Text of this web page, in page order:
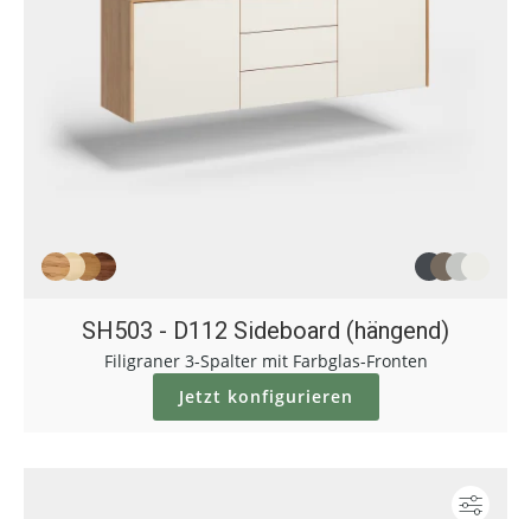
SH503 - D112 Sideboard (hängend)
Filigraner 3-Spalter mit Farbglas-Fronten
Jetzt konfigurieren